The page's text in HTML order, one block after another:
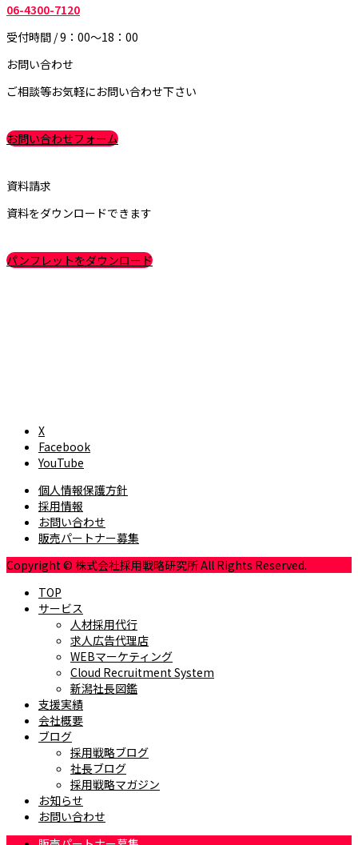
06-4300-7120
受付時間 / 9：00～18：00
お問い合わせ
ご相談等お気軽にお問い合わせ下さい
お問い合わせフォーム
資料請求
資料をダウンロードできます
パンフレットをダウンロード
X
Facebook
YouTube
個人情報保護方針
採用情報
お問い合わせ
販売パートナー募集
Copyright © 株式会社採用戦略研究所 All Rights Reserved.
TOP
サービス
人材採用代行
求人広告代理店
WEBマーケティング
Cloud Recruitment System
新潟社長図鑑
支援実績
会社概要
ブログ
採用戦略ブログ
社長ブログ
採用戦略マガジン
お知らせ
お問い合わせ